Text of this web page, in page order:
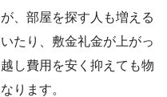
、部屋を探す人も増える
たり、敷金礼金が上がっ
し費用を安く抑えても物
ります。